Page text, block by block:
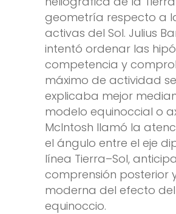
geometría respecto a
activas del Sol. Julius
intentó ordenar las
competencia y
máximo de actividad se
explicaba mejor
modelo equinoccial o
McIntosh llamó la
el ángulo entre el eje
línea Tierra–Sol,
comprensión posterior
moderna del efecto del
equinoccio.